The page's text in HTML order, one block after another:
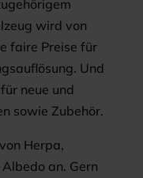
wird von
faire Preise für
Und
neue und
sowie Zubehör.
Herpa,
an. Gern